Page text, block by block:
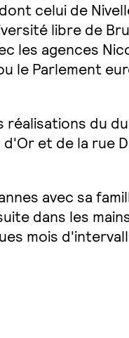
celui de
libre de
les agences
le Parlement
du
et de la rue
avec sa
dans les
mois